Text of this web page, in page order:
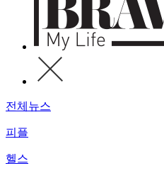
전체뉴스
피플
헬스